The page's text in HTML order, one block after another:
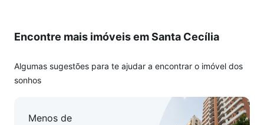
Encontre mais imóveis em Santa Cecília
Algumas sugestões para te ajudar a encontrar o imóvel dos
sonhos
Menos de